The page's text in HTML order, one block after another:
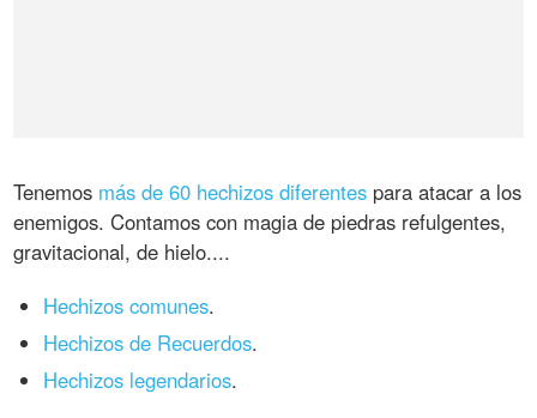
Tenemos más de 60 hechizos diferentes para atacar a los
enemigos. Contamos con magia de piedras refulgentes,
gravitacional, de hielo....
Hechizos comunes.
Hechizos de Recuerdos.
Hechizos legendarios.